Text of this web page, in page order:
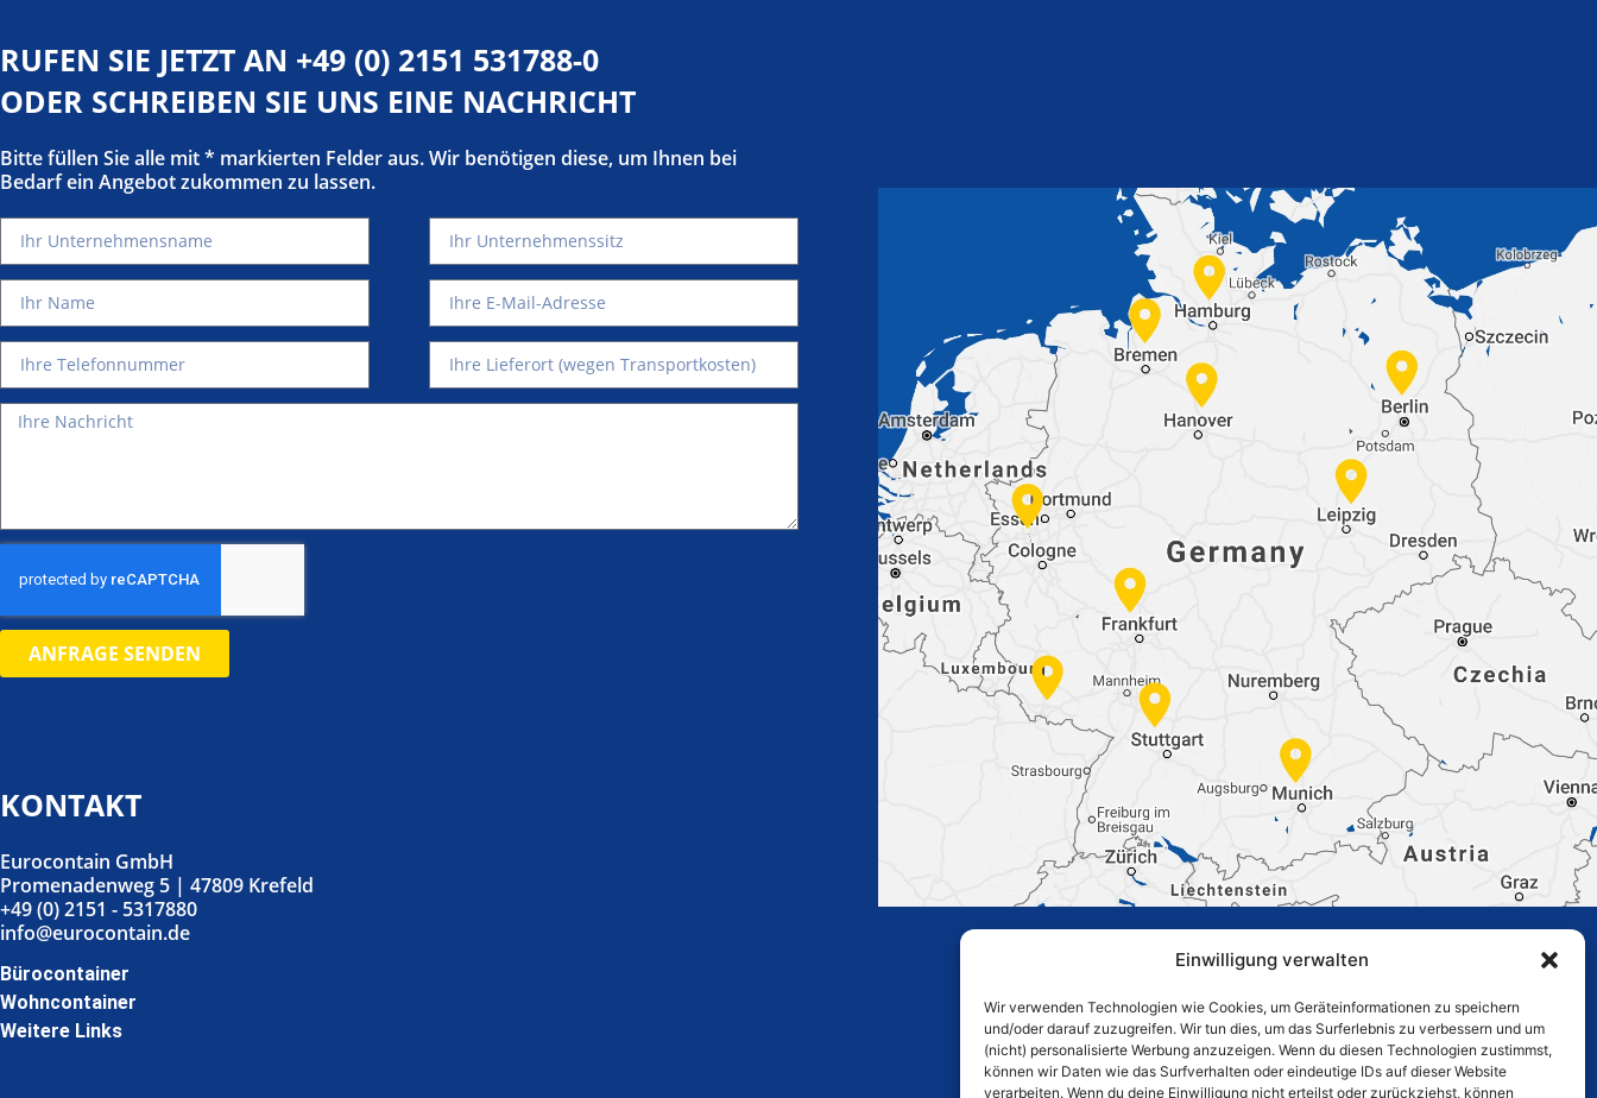
Einwilligung verwalten
Wir verwenden Technologien wie Cookies, um Geräteinformationen zu speichern
und/oder darauf zuzugreifen. Wir tun dies, um das Surferlebnis zu verbessern und um
(nicht) personalisierte Werbung anzuzeigen. Wenn du diesen Technologien zustimmst,
können wir Daten wie das Surfverhalten oder eindeutige IDs auf dieser Website
verarbeiten. Wenn du deine Einwilligung nicht erteilst oder zurückziehst, können
RUFEN SIE JETZT AN +49 (0) 2151 531788-0
ODER SCHREIBEN SIE UNS EINE NACHRICHT
Bitte füllen Sie alle mit * markierten Felder aus. Wir benötigen diese, um Ihnen bei
Bedarf ein Angebot zukommen zu lassen.
ANFRAGE SENDEN
KONTAKT
Eurocontain GmbH
Promenadenweg 5 | 47809 Krefeld
+49 (0) 2151 - 5317880
info@eurocontain.de
Bürocontainer
Wohncontainer
Weitere Links